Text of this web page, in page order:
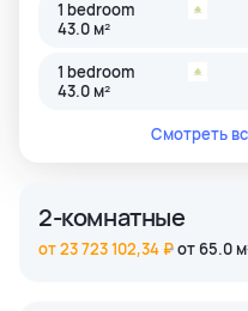
1 bedroom
43.0 м²
1 bedroom
43.0 м²
Смотреть
2-комнатные
от 65.0
от 23 723 102,34 ₽